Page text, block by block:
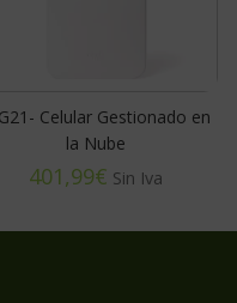
Celular Gestionado en
la Nube
€